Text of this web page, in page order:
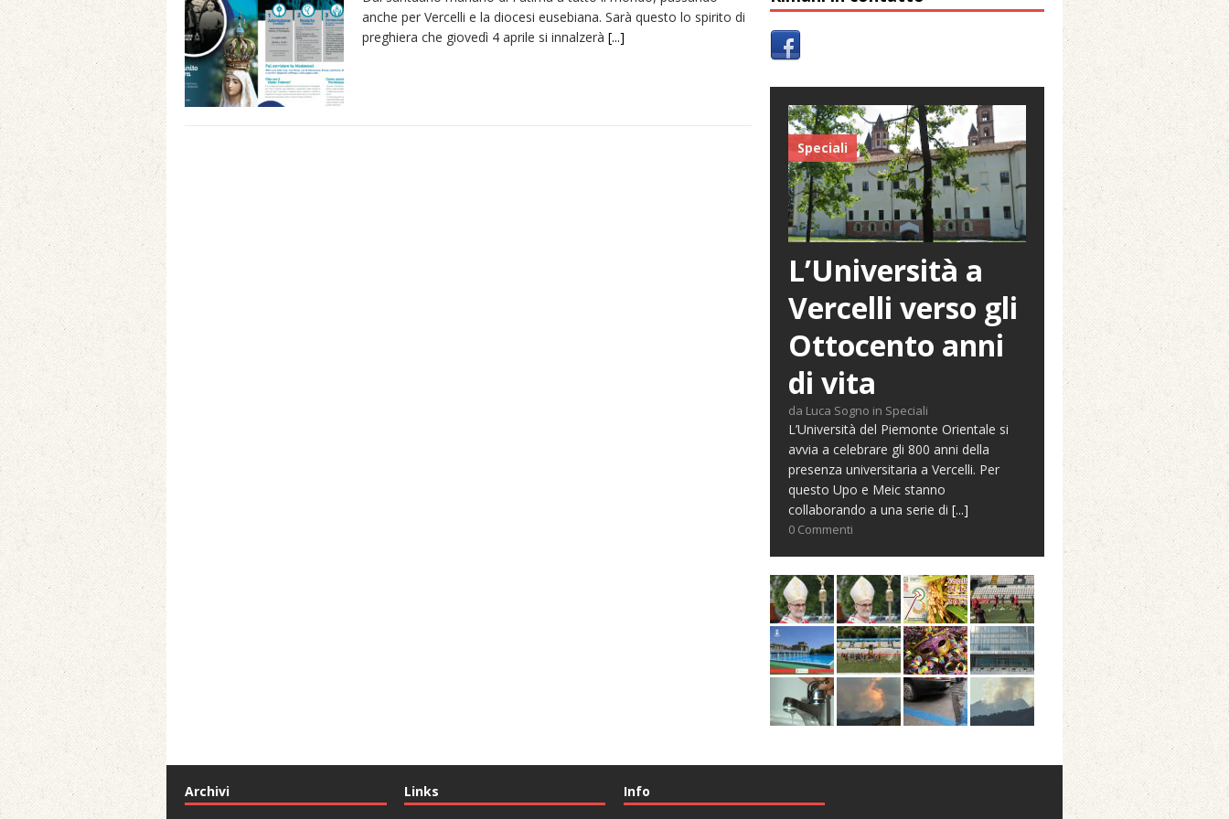
anche per Vercelli e la diocesi eusebiana. Sarà questo lo spirito di
preghiera che giovedì 4 aprile si innalzerà [...]
Speciali
L’Università a
Vercelli verso gli
Ottocento anni
di vita
da Luca Sogno in Speciali
L’Università del Piemonte Orientale si
avvia a celebrare gli 800 anni della
presenza universitaria a Vercelli. Per
questo Upo e Meic stanno
collaborando a una serie di [...]
0 Commenti
Archivi Links Info